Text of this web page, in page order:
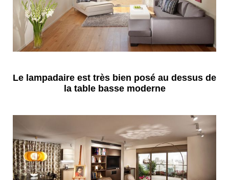
Le lampadaire est très bien posé au dessus de
la table basse moderne